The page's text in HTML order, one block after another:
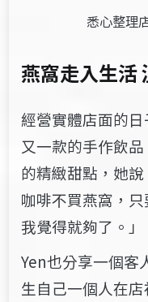
悉心整理
燕窩走入生活
經營實體店面的
又一款的手作飲
的精緻甜點，她
咖啡不買燕窩，
我覺得就夠了。」
Yen也分享一個客
生自己一個人在